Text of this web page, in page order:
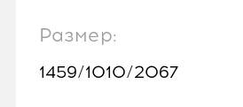
Размер:
1459/1010/2067